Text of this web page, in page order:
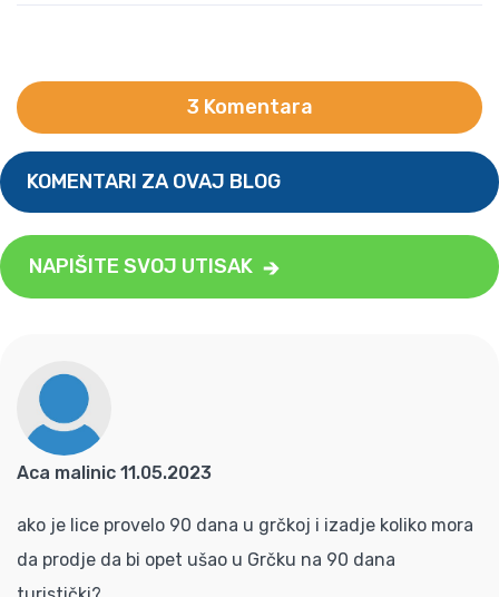
3 Komentara
KOMENTARI ZA OVAJ BLOG
NAPIŠITE SVOJ UTISAK
Aca malinic 11.05.2023
ako je lice provelo 90 dana u grčkoj i izadje koliko mora
da prodje da bi opet ušao u Grčku na 90 dana